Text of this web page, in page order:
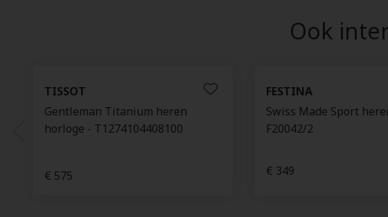
Ook
TISSOT
Gentleman Titanium heren
horloge - T1274104408100
€ 575
FESTINA
Swiss Made Sport
F20042/2
€ 349